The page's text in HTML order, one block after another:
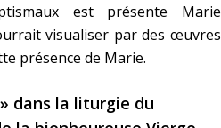
est présente Marie
visualiser par des œuvres
présence de Marie.
dans la liturgie du